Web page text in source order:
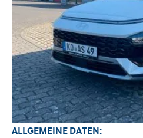
ALLGEMEINE DATEN: